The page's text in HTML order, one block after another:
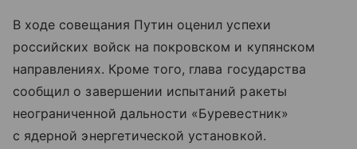
В ходе совещания Путин оценил успехи
российских войск на покровском и купянском
направлениях. Кроме того, глава государства
сообщил о завершении испытаний ракеты
неограниченной дальности «Буревестник»
с ядерной энергетической установкой.